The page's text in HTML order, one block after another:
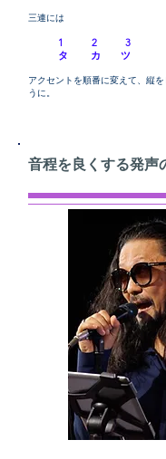
三連には
1 2 3
タ カ ツ
アクセントを順番に変えて、縦
うに。
音程を良くする発声